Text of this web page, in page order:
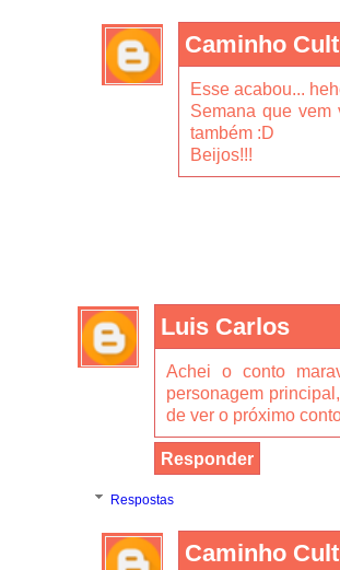
Caminho
Esse acabou...
Semana que vem
também :D
Beijos!!!
Luis Carlos
Achei o conto
personagem
de ver o próximo
Responder
Respostas
Caminho